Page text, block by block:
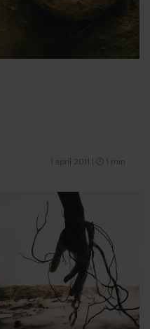
1 april 2011 1 min